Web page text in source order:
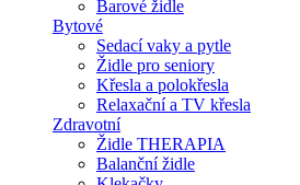
Barové židle
Bytové
Sedací vaky a pytle
Židle pro seniory
Křesla a polokřesla
Relaxační a TV křesla
Zdravotní
Židle THERAPIA
Balanční židle